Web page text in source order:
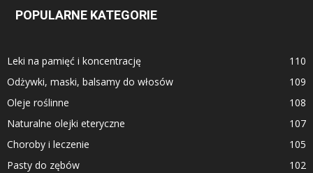
POPULARNE KATEGORIE
Leki na pamięć i koncentrację
110
Odżywki, maski, balsamy do włosów
109
Oleje roślinne
108
Naturalne olejki eteryczne
107
Choroby i leczenie
105
Pasty do zębów
102